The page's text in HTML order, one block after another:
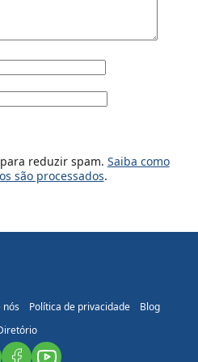
reduzir spam. Saiba como
são processados.
nós Política de privacidade
Blog